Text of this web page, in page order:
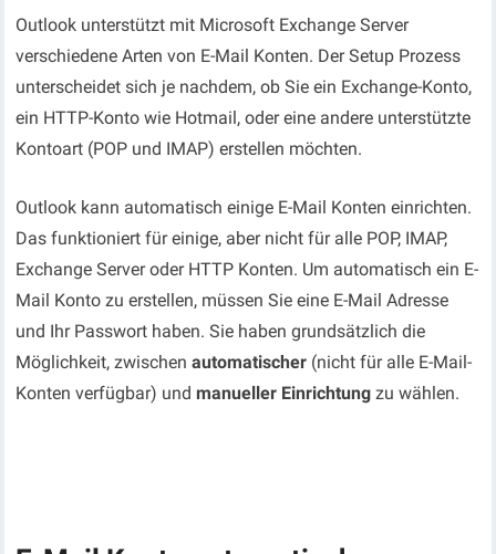
Outlook unterstützt mit Microsoft Exchange Server
verschiedene Arten von E-Mail Konten. Der Setup Prozess
unterscheidet sich je nachdem, ob Sie ein Exchange-Konto,
ein HTTP-Konto wie Hotmail, oder eine andere unterstützte
Kontoart (POP und IMAP) erstellen möchten.
Outlook kann automatisch einige E-Mail Konten einrichten.
Das funktioniert für einige, aber nicht für alle POP, IMAP,
Exchange Server oder HTTP Konten. Um automatisch ein E-
Mail Konto zu erstellen, müssen Sie eine E-Mail Adresse
und Ihr Passwort haben. Sie haben grundsätzlich die
Möglichkeit, zwischenautomatischer (nicht für alle E-Mail-
Konten verfügbar) undmanueller Einrichtungzu wählen.